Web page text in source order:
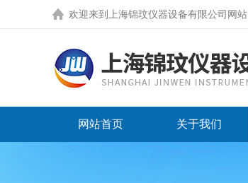
欢迎来到 上海锦玟仪器设备有限公司网站
网站首页 关于我们